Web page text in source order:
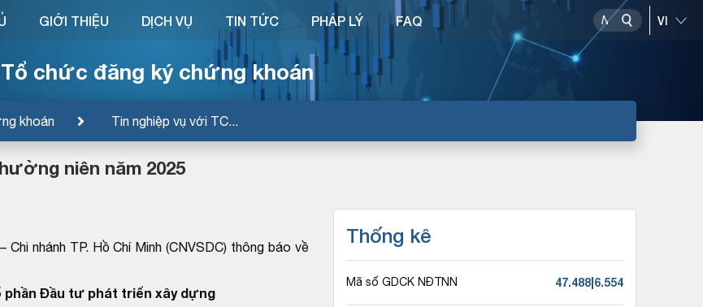
Tổ chức đăng ký chứng khoán
khoán Tin nghiệp vụ với TC...
GIỚI THIỆU DỊCH VỤ TIN TỨC PHÁP LÝ FAQ
niên năm 2025
nhánh TP. Hồ Chí Minh (CNVSDC) thông báo về
phần Đầu tư phát triển xây dựng
Thống kê
Mã số GDCK NĐTNN 47.488|6.554